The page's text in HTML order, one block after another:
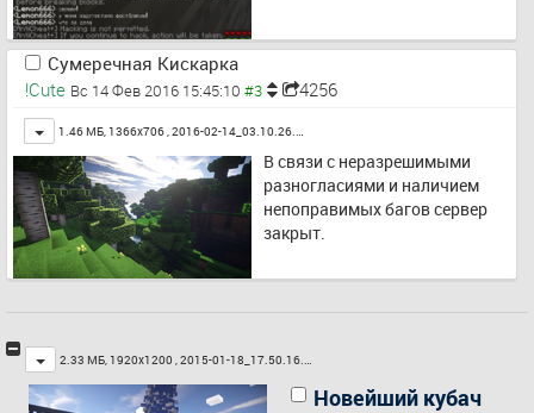
Сумеречная Кискарка
!Cute Вс 14 Фев 2016 15:45:10 4256
Toggle
1.46 МБ, 1366x706 , 2016-02-14_03.10.26.…
В связи с неразрешимыми
разногласиями и наличием
непоправимых багов сервер
закрыт.
Toggle
2.33 МБ, 1920x1200 ,2015-01-18_17.50.16.…
Новейший кубач